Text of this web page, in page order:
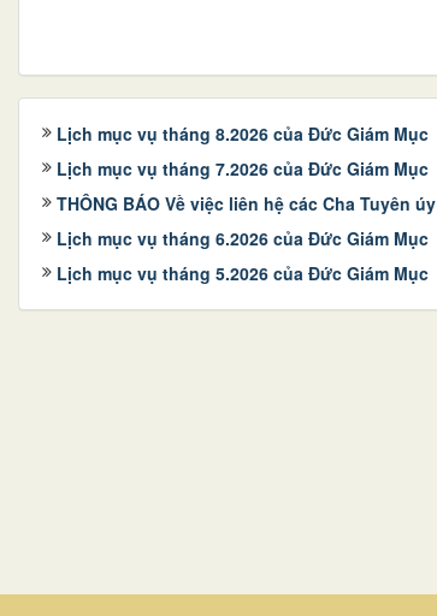
Lịch mục vụ tháng 8.2026 của Đức Giám Mục
Lịch mục vụ tháng 7.2026 của Đức Giám Mục
THÔNG BÁO Về việc liên hệ các Cha Tuyên úy
Lịch mục vụ tháng 6.2026 của Đức Giám Mục
Lịch mục vụ tháng 5.2026 của Đức Giám Mục